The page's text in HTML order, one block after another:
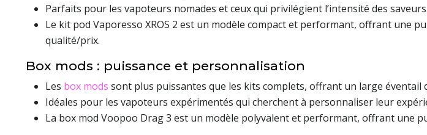
Parfaits pour les vapoteurs nomades et ceux qui privilégient l’intensité des saveurs.
Le kit pod Vaporesso XROS 2 est un modèle compact et performant, offrant une
qualité/prix.
Box mods : puissance et personnalisation
Les box mods sont plus puissantes que les kits complets, offrant un large éventail
Idéales pour les vapoteurs expérimentés qui cherchent à personnaliser leur
La box mod Voopoo Drag 3 est un modèle polyvalent et performant, offrant une